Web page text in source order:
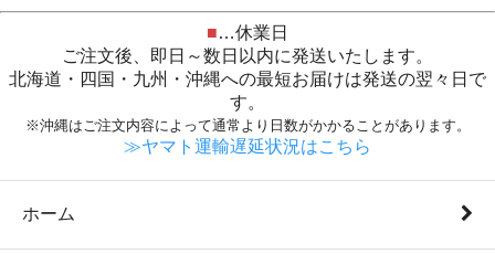
■…休業日
ご注文後、即日～数日以内に発送いたします。
北海道・四国・九州・沖縄への最短お届けは発送の翌々日で
す。
※沖縄はご注文内容によって通常より日数がかかることがあります。
≫ヤマト運輸遅延状況はこちら
ホーム